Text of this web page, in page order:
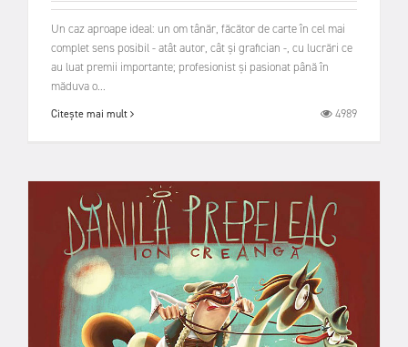
Un caz aproape ideal: un om tânăr, făcător de carte în cel mai
complet sens posibil - atât autor, cât și grafician -, cu lucrări ce
au luat premii importante; profesionist și pasionat până în
măduva o...
Citește mai mult 4989